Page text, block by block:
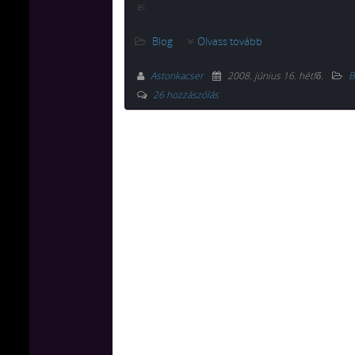
el.
Blog Olvass tovább
Astonkacser 2008. június 16. hétfő.
26 hozzászólás